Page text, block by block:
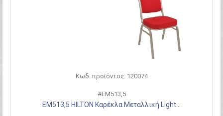
Κωδ. προϊόντος: 120074
#ΕΜ513,5
ΕΜ513,5 HILTON Καρέκλα Μεταλλική Light...